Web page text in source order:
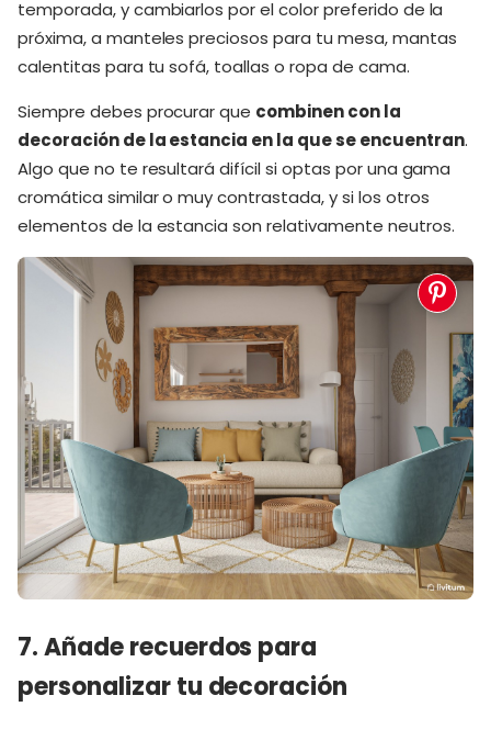
temporada, y cambiarlos por el color preferido de la
próxima, a manteles preciosos para tu mesa, mantas
calentitas para tu sofá, toallas o ropa de cama.
Siempre debes procurar que combinen con la
decoración de la estancia en la que se encuentran.
Algo que no te resultará difícil si optas por una gama
cromática similar o muy contrastada, y si los otros
elementos de la estancia son relativamente neutros.
7. Añade recuerdos para
personalizar tu decoración